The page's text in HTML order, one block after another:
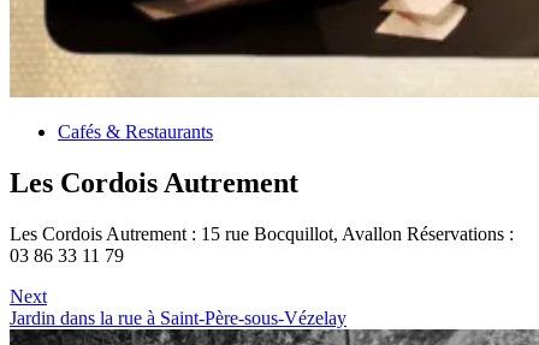
Cafés & Restaurants
Les Cordois Autrement
Les Cordois Autrement : 15 rue Bocquillot, Avallon Réservations :
03 86 33 11 79
Next
Jardin dans la rue à Saint-Père-sous-Vézelay